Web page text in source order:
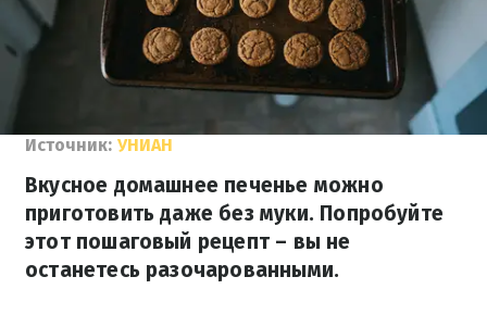
Источник: УНИАН
Вкусное домашнее печенье можно
приготовить даже без муки. Попробуйте
этот пошаговый рецепт – вы не
останетесь разочарованными.